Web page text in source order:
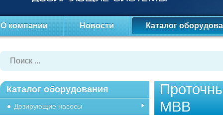
О компании Новости Каталог
MBB
Каталог оборудования
Дозирующие насосы